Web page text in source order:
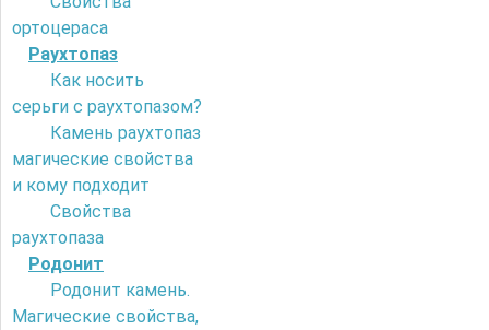
ортоцераса
Раухтопаз
Как носить
серьги с раухтопазом?
Камень раухтопаз
магические свойства
и кому подходит
Свойства
раухтопаза
Родонит
Родонит камень.
Магические свойства,